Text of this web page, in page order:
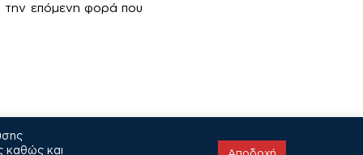
την επόμενη φορά που
καθώς και
Αποδοχή